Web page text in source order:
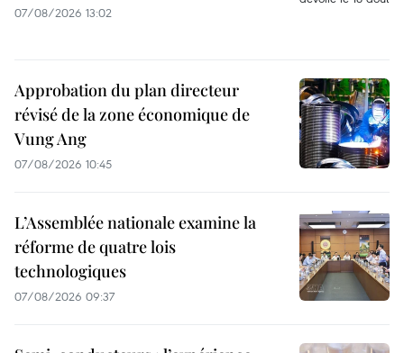
07/08/2026 13:02
Approbation du plan directeur
révisé de la zone économique de
Vung Ang
07/08/2026 10:45
L’Assemblée nationale examine la
réforme de quatre lois
technologiques
07/08/2026 09:37